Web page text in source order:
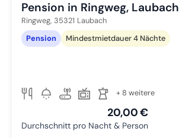
Pension in Ringweg, Laubach
Ringweg, 35321 Laubach
Pension
Mindestmietdauer 4 Nächte
+ 8 weitere
20,00 €
Durchschnitt pro Nacht & Person